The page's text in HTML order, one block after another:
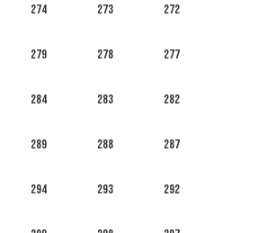
272
273
274
277
278
279
282
283
284
287
288
289
292
293
294